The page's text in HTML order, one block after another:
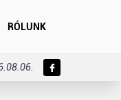
RÓLUNK